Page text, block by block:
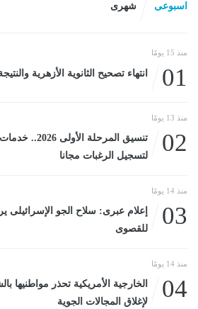
اسبوعى شهرى
منذ 15 يومًا
01 انتهاء تصحيح الثانوية الأزهرية
منذ 13 يومًا
02
تنسيق
لتسجيل الرغبات مجانا
منذ 14 يومًا
03
إعلام عبرى: سلاح الجو الإسرائيلى
للقصوى
منذ 14 يومًا
04
الخارجية الأمريكية تحذر مواطنيها
لإغلاق المجالات الجوية